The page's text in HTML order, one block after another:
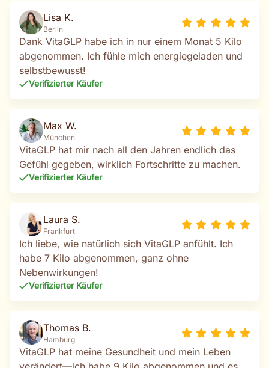
Lisa K.
Berlin
Dank VitaGLP habe ich in nur einem Monat 5 Kilo
abgenommen. Ich fühle mich energiegeladen und
selbstbewusst!
Verifizierter Käufer
Max W.
München
VitaGLP hat mir nach all den Jahren endlich das
Gefühl gegeben, wirklich Fortschritte zu machen.
Verifizierter Käufer
Laura S.
Frankfurt
Ich liebe, wie natürlich sich VitaGLP anfühlt. Ich
habe 7 Kilo abgenommen, ganz ohne
Nebenwirkungen!
Verifizierter Käufer
Thomas B.
Hamburg
VitaGLP hat meine Gesundheit und mein Leben